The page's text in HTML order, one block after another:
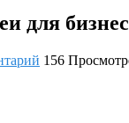
для
156